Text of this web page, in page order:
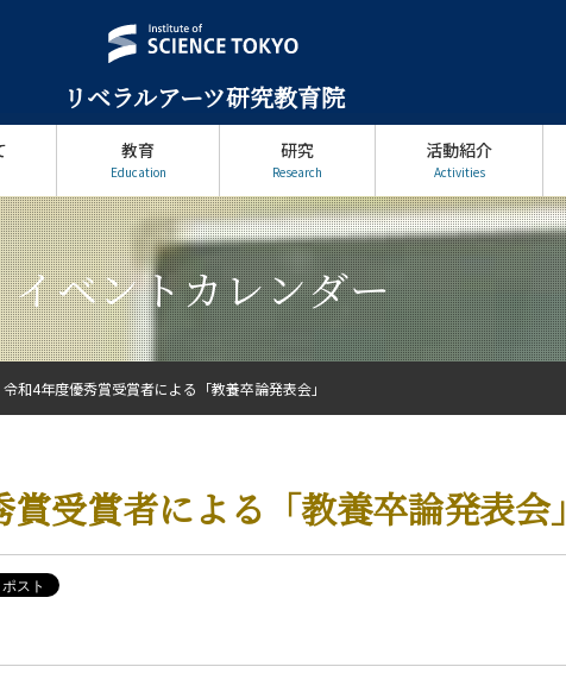
リベラルアーツ研究教育院
教育
Education
研究
Research
活動紹介
Activities
イベントカレンダー
受賞者による「教養卒論発表会」
令和4年度優秀賞受賞者による「教養卒論発表会」